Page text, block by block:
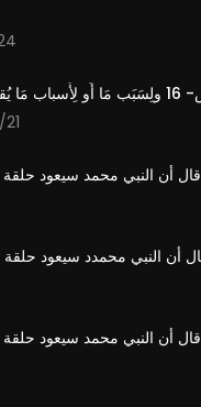
أن النبي محمد سيعود حلقة رقم 5 النسخة